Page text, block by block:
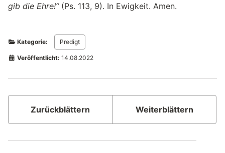
gib die Ehre!“(Ps. 113, 9). In Ewigkeit. Amen.
Kategorie: Predigt
Veröffentlicht: 14.08.2022
Zurückblättern Weiterblättern